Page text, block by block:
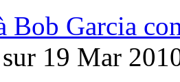
Bob Garcia
sur 19 Mar